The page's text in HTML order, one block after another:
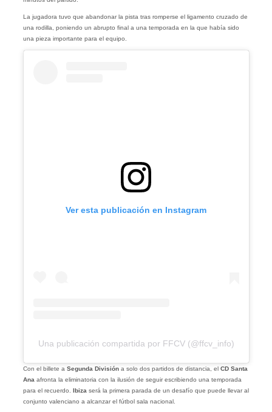
La jugadora tuvo que abandonar la pista tras romperse el ligamento cruzado de
una rodilla, poniendo un abrupto final a una temporada en la que había sido
una pieza importante para el equipo.
Ver esta publicación en Instagram
Una publicación compartida por FFCV (@ffcv_info)
Con el billete a Segunda Divisióna solo dos partidos de distancia, elCD Santa
Ana afronta la eliminatoria con la ilusión de seguir escribiendo una temporada
para el recuerdo. Ibiza será la primera parada de un desafío que puede llevar al
conjunto valenciano a alcanzar el fútbol sala nacional.